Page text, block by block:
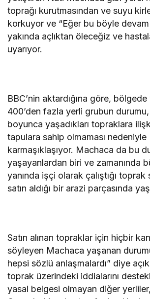
toprağı kurutmasından ve suyu
korkuyor ve “Eğer bu böyle
yakında açlıktan öleceğiz ve
uyarıyor.
BBC’nin aktardığına göre,
400’den fazla yerli grubun durumu,
boyunca yaşadıkları topraklara
tapulara sahip olmaması nedeniyle
karmaşıklaşıyor. Machaca da bu
yaşayanlardan biri ve zamanında
yanında işçi olarak çalıştığı toprak
satın aldığı bir arazi parçasında
Satın alınan topraklar için hiçbir
söyleyen Machaca yaşanan
hepsi sözlü anlaşmalardı” diye
toprak üzerindeki iddialarını
yasal belgesi olmayan diğer